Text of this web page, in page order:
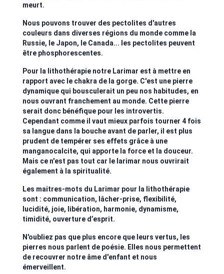
meurt.
Nous pouvons trouver des pectolites d'autres
couleurs dans diverses régions du monde comme la
Russie, le Japon, le Canada... les pectolites peuvent
être phosphorescentes.
Pour la lithothérapie notre Larimar est à mettre en
rapport avec le chakra de la gorge. C'est une pierre
dynamique qui bousculerait un peu nos habitudes, en
nous ouvrant franchement au monde. Cette pierre
serait donc bénéfique pour les introvertis.
Cependant comme il vaut mieux parfois tourner 4 fois
sa langue dans la bouche avant de parler, il est plus
prudent de tempérer ses effets grâce à une
manganocalcite, qui apporte la force et la douceur.
Mais ce n'est pas tout car le larimar nous ouvrirait
également à la spiritualité.
Les maitres-mots du Larimar pour la lithothérapie
sont : communication, lâcher-prise, flexibilité,
lucidité, joie, libération, harmonie, dynamisme,
timidité, ouverture d’esprit.
N'oubliez pas que plus encore que leurs vertus, les
pierres nous parlent de poésie. Elles nous permettent
de recouvrer notre âme d'enfant et nous
émerveillent.